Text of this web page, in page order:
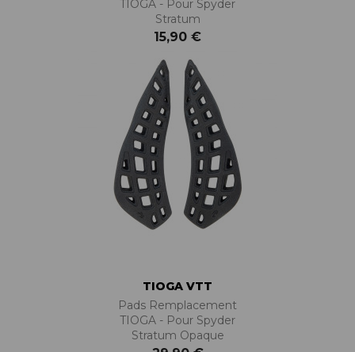
TIOGA - Pour Spyder
Stratum
15,90 €
TIOGA VTT
Pads Remplacement
TIOGA - Pour Spyder
Stratum Opaque